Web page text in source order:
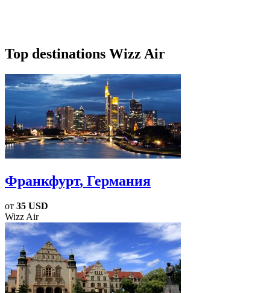
Top destinations Wizz Air
Франкфурт, Германия
от 35 USD
Wizz Air